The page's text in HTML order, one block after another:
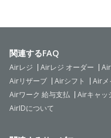
関連するFAQ
Airレジ Airレジ オーダー
Airリザーブ
Airシフト Airメ
Airワーク 給与支払
Airキャッ
AirIDについて